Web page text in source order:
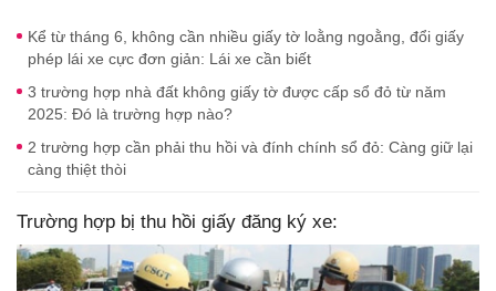
Kể từ tháng 6, không cần nhiều giấy tờ loằng ngoằng, đổi giấy
phép lái xe cực đơn giản: Lái xe cần biết
3 trường hợp nhà đất không giấy tờ được cấp sổ đỏ từ năm
2025: Đó là trường hợp nào?
2 trường hợp cần phải thu hồi và đính chính sổ đỏ: Càng giữ lại
càng thiệt thòi
Trường hợp bị thu hồi giấy đăng ký xe: